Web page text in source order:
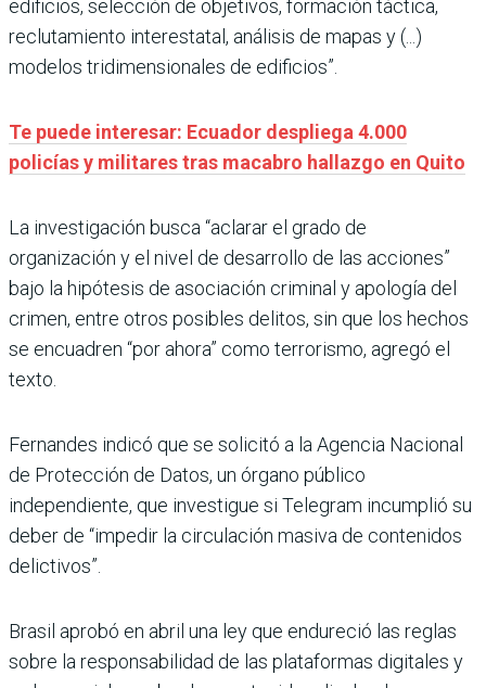
edificios, selección de objetivos, formación táctica,
reclutamiento interestatal, análisis de mapas y (...)
modelos tridimensionales de edificios”.
Te puede interesar: Ecuador despliega 4.000
policías y militares tras macabro hallazgo en Quito
La investigación busca “aclarar el grado de
organización y el nivel de desarrollo de las acciones”
bajo la hipótesis de asociación criminal y apología del
crimen, entre otros posibles delitos, sin que los hechos
se encuadren “por ahora” como terrorismo, agregó el
texto.
Fernandes indicó que se solicitó a la Agencia Nacional
de Protección de Datos, un órgano público
independiente, que investigue si Telegram incumplió su
deber de “impedir la circulación masiva de contenidos
delictivos”.
Brasil aprobó en abril una ley que endureció las reglas
sobre la responsabilidad de las plataformas digitales y